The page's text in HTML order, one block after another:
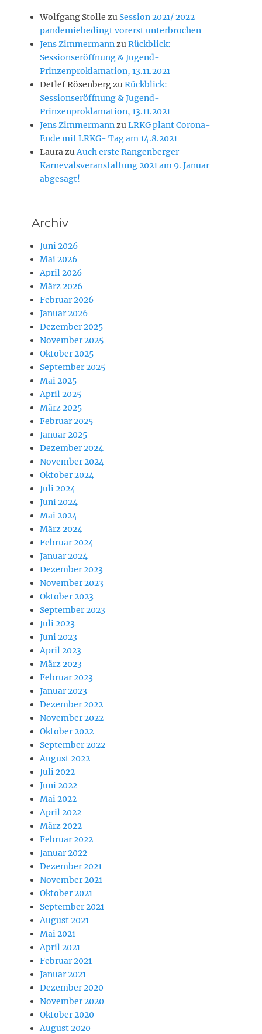
Wolfgang Stolle zu Session 2021/ 2022
pandemiebedingt vorerst unterbrochen
Jens ZimmermannzuRückblick:
Sessionseröffnung & Jugend-
Prinzenproklamation, 13.11.2021
Detlef RösenbergzuRückblick:
Sessionseröffnung & Jugend-
Prinzenproklamation, 13.11.2021
Jens ZimmermannzuLRKG plant Corona-
Ende mit LRKG- Tag am 14.8.2021
LaurazuAuch erste Rangenberger
Karnevalsveranstaltung 2021 am 9. Januar
abgesagt!
Archiv
Juni 2026
Mai 2026
April 2026
März 2026
Februar 2026
Januar 2026
Dezember 2025
November 2025
Oktober 2025
September 2025
Mai 2025
April 2025
März 2025
Februar 2025
Januar 2025
Dezember 2024
November 2024
Oktober 2024
Juli 2024
Juni 2024
Mai 2024
März 2024
Februar 2024
Januar 2024
Dezember 2023
November 2023
Oktober 2023
September 2023
Juli 2023
Juni 2023
April 2023
März 2023
Februar 2023
Januar 2023
Dezember 2022
November 2022
Oktober 2022
September 2022
August 2022
Juli 2022
Juni 2022
Mai 2022
April 2022
März 2022
Februar 2022
Januar 2022
Dezember 2021
November 2021
Oktober 2021
September 2021
August 2021
Mai 2021
April 2021
Februar 2021
Januar 2021
Dezember 2020
November 2020
Oktober 2020
August 2020